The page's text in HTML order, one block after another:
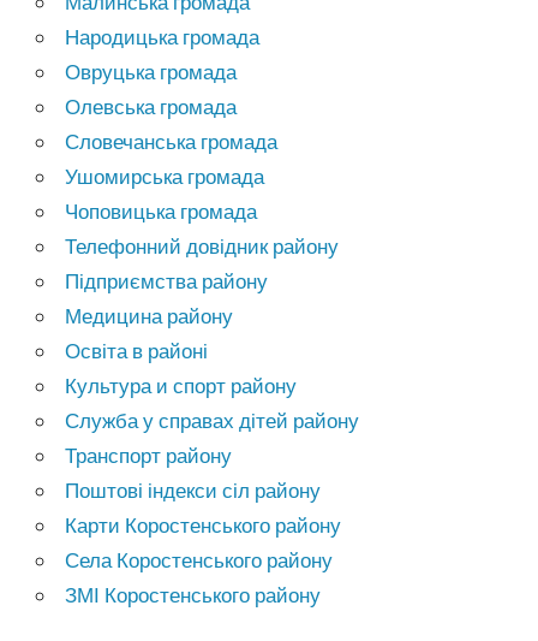
Народицька громада
Овруцька громада
Олевська громада
Словечанська громада
Ушомирська громада
Чоповицька громада
Телефонний довідник району
Підприємства району
Медицина району
Освіта в районі
Культура и спорт району
Служба у справах дітей району
Транспорт району
Поштові індекси сіл району
Карти Коростенського району
Села Коростенського району
ЗМІ Коростенського району